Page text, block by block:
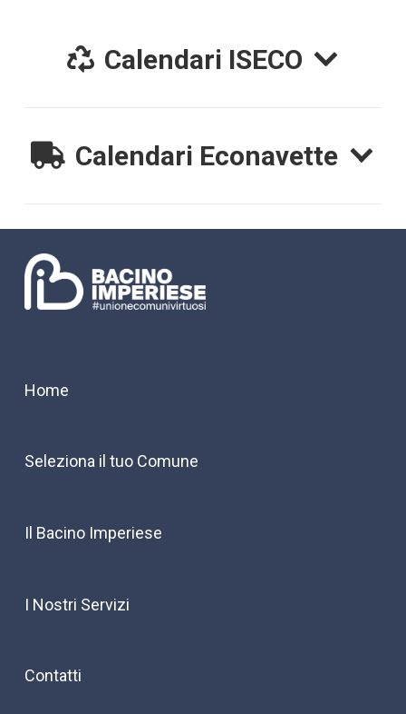
Calendari ISECO
Calendari Econavette
Home
Seleziona il tuo Comune
Il Bacino Imperiese
I Nostri Servizi
Contatti